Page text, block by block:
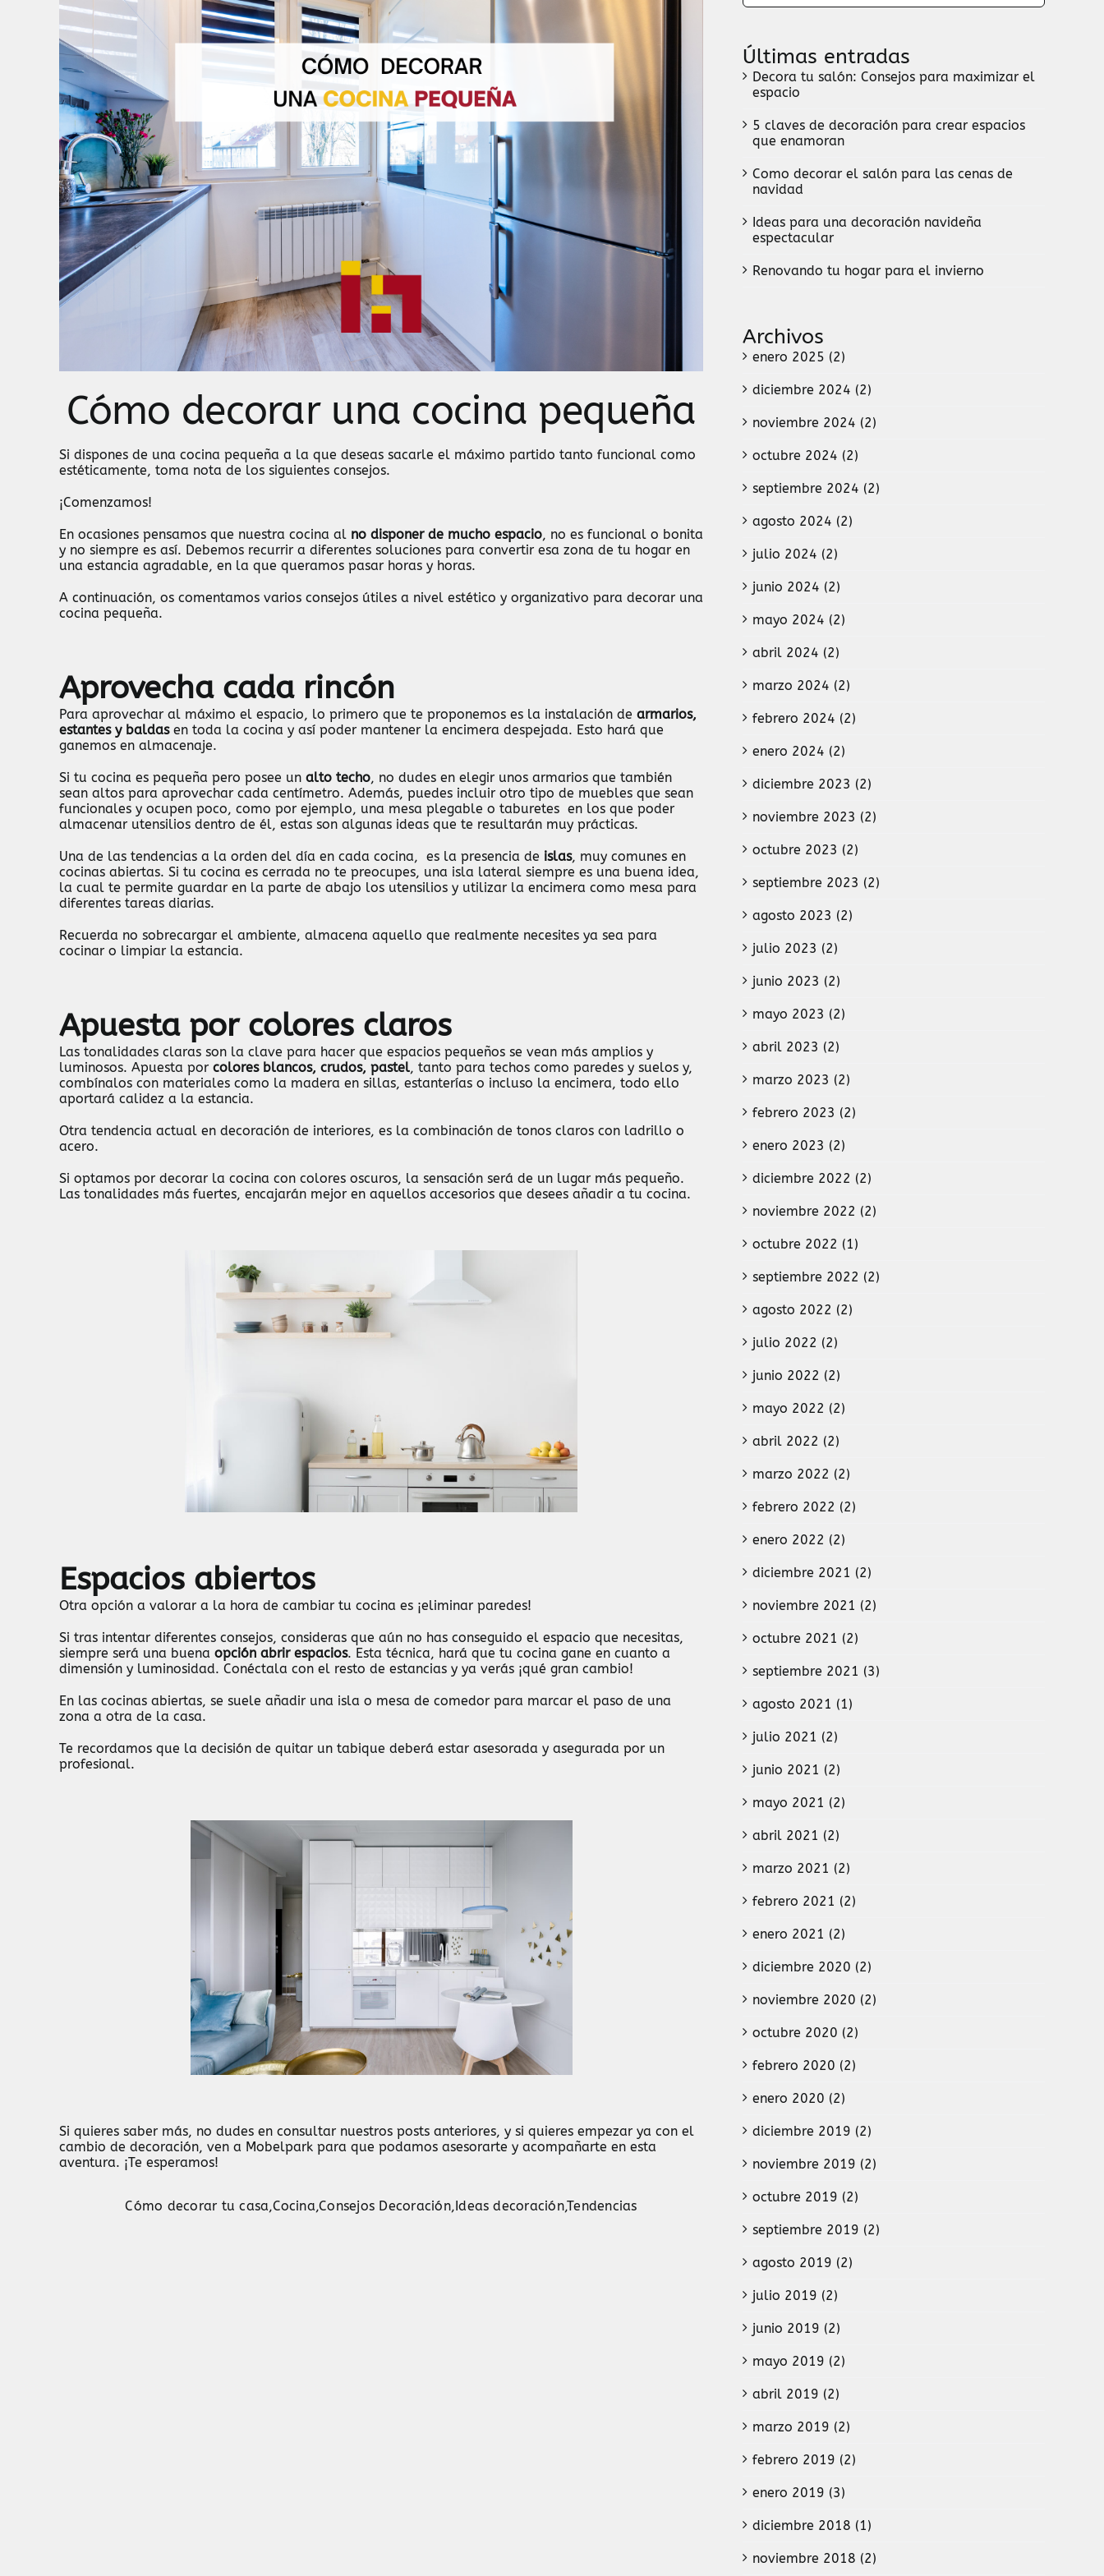
Cómo decorar una cocina pequeña
Si dispones de una cocina pequeña a la que deseas sacarle el máximo partido tanto funcional como
estéticamente, toma nota de los siguientes consejos.
¡Comenzamos!
En ocasiones pensamos que nuestra cocina al no disponer de mucho espacio, no es funcional o bonita
y no siempre es así. Debemos recurrir a diferentes soluciones para convertir esa zona de tu hogar en
una estancia agradable, en la que queramos pasar horas y horas.
A continuación, os comentamos varios consejos útiles a nivel estético y organizativo para decorar una
cocina pequeña.
Aprovecha cada rincón
Para aprovechar al máximo el espacio, lo primero que te proponemos es la instalación de armarios,
estantes y baldasen toda la cocina y así poder mantener la encimera despejada. Esto hará que
ganemos en almacenaje.
Si tu cocina es pequeña pero posee un alto techo, no dudes en elegir unos armarios que también
sean altos para aprovechar cada centímetro. Además, puedes incluir otro tipo de mueblesque sean
funcionales y ocupen poco, como por ejemplo, una mesa plegable o taburetes en los que poder
almacenar utensilios dentro de él, estas son algunas ideas que te resultarán muy prácticas.
Una de las tendencias a la orden del día en cada cocina, es la presencia de islas, muy comunes en
cocinas abiertas. Si tu cocina es cerrada no te preocupes, una isla lateral siempre es una buena idea,
la cual te permite guardar en la parte de abajo los utensilios y utilizar la encimera como mesa para
diferentes tareas diarias.
Recuerda no sobrecargar el ambiente, almacena aquello que realmente necesites ya sea para
cocinar o limpiar la estancia.
Apuesta por colores claros
Las tonalidades claras son la clave para hacer que espacios pequeños se vean más amplios y
luminosos. Apuesta por colores blancos, crudos, pastel, tanto para techos como paredes y suelos y,
combínalos con materiales como la madera en sillas, estanterías o incluso la encimera, todo ello
aportará calidez a la estancia.
Otra tendencia actual en decoración de interiores, es la combinación de tonos claros con ladrillo o
acero.
Si optamos por decorar la cocina con colores oscuros, la sensación será de un lugar más pequeño.
Las tonalidades más fuertes, encajarán mejor en aquellos accesorios que desees añadir a tu cocina.
Espacios abiertos
Otra opción a valorar a la hora de cambiar tu cocina es ¡eliminar paredes!
Si tras intentar diferentes consejos, consideras que aún no has conseguido el espacio que necesitas,
siempre será una buena opción abrir espacios. Esta técnica, hará que tu cocina gane en cuanto a
dimensión y luminosidad. Conéctala con el resto de estancias y ya verás ¡qué gran cambio!
En las cocinas abiertas, se suele añadir una isla o mesa de comedorpara marcar el paso de una
zona a otra de la casa.
Te recordamos que la decisión de quitar un tabique deberá estar asesorada y asegurada por un
profesional.
Si quieres saber más, no dudes en consultar nuestros posts anteriores, y si quieres empezar ya con el
cambio de decoración, ven a Mobelparkpara que podamos asesorarte y acompañarte en esta
aventura. ¡Te esperamos!
Cómo decorar tu casa,Cocina,Consejos Decoración,Ideas decoración,Tendencias
Últimas entradas
Decora tu salón: Consejos para maximizar el
espacio
5 claves de decoración para crear espacios
que enamoran
Como decorar el salón para las cenas de
navidad
Ideas para una decoración navideña
espectacular
Renovando tu hogar para el invierno
Archivos
enero 2025 (2)
diciembre 2024 (2)
noviembre 2024 (2)
octubre 2024 (2)
septiembre 2024 (2)
agosto 2024 (2)
julio 2024 (2)
junio 2024 (2)
mayo 2024 (2)
abril 2024 (2)
marzo 2024 (2)
febrero 2024 (2)
enero 2024 (2)
diciembre 2023 (2)
noviembre 2023 (2)
octubre 2023 (2)
septiembre 2023 (2)
agosto 2023 (2)
julio 2023 (2)
junio 2023 (2)
mayo 2023 (2)
abril 2023 (2)
marzo 2023 (2)
febrero 2023 (2)
enero 2023 (2)
diciembre 2022 (2)
noviembre 2022 (2)
octubre 2022 (1)
septiembre 2022 (2)
agosto 2022 (2)
julio 2022 (2)
junio 2022 (2)
mayo 2022 (2)
abril 2022 (2)
marzo 2022 (2)
febrero 2022 (2)
enero 2022 (2)
diciembre 2021 (2)
noviembre 2021 (2)
octubre 2021 (2)
septiembre 2021 (3)
agosto 2021 (1)
julio 2021 (2)
junio 2021 (2)
mayo 2021 (2)
abril 2021 (2)
marzo 2021 (2)
febrero 2021 (2)
enero 2021 (2)
diciembre 2020 (2)
noviembre 2020 (2)
octubre 2020 (2)
febrero 2020 (2)
enero 2020 (2)
diciembre 2019 (2)
noviembre 2019 (2)
octubre 2019 (2)
septiembre 2019 (2)
agosto 2019 (2)
julio 2019 (2)
junio 2019 (2)
mayo 2019 (2)
abril 2019 (2)
marzo 2019 (2)
febrero 2019 (2)
enero 2019 (3)
diciembre 2018 (1)
noviembre 2018 (2)